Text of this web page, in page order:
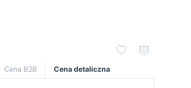
Cena B2B Cena detaliczna